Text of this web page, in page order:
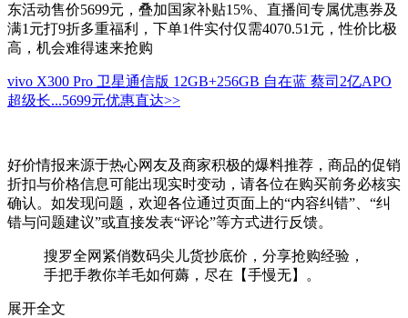
东活动售价5699元，叠加国家补贴15%、直播间专属优惠券及
满1元打9折多重福利，下单1件实付仅需4070.51元，性价比极
高，机会难得速来抢购
vivo X300 Pro 卫星通信版 12GB+256GB 自在蓝 蔡司2亿APO
超级长...5699元优惠直达>>
好价情报来源于热心网友及商家积极的爆料推荐，商品的促销
折扣与价格信息可能出现实时变动，请各位在购买前务必核实
确认。如发现问题，欢迎各位通过页面上的“内容纠错”、“纠
错与问题建议”或直接发表“评论”等方式进行反馈。
搜罗全网紧俏数码尖儿货抄底价，分享抢购经验，
手把手教你羊毛如何薅，尽在【手慢无】。
展开全文